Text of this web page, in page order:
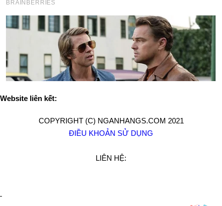
Website liên kết:
COPYRIGHT (C) NGANHANGS.COM 2021
ĐIỀU KHOẢN SỬ DỤNG
LIÊN HỆ: